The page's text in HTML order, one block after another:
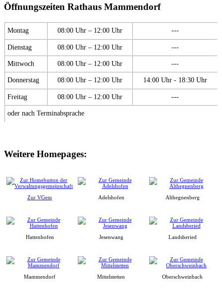
Öffnungszeiten Rathaus Mammendorf
Montag 08:00 Uhr – 12:00 Uhr ---
Dienstag 08:00 Uhr – 12:00 Uhr ---
Mittwoch 08:00 Uhr – 12:00 Uhr ---
Donnerstag 08:00 Uhr – 12:00 Uhr 14:00 Uhr - 18:30 Uhr
Freitag 08:00 Uhr – 12:00 Uhr ---
oder nach Terminabsprache
Weitere Homepages:
Zur VGem Adelshofen Althegnenberg
Hattenhofen Jesenwang Landsberied
Mammendorf Mittelstetten Oberschweinbach